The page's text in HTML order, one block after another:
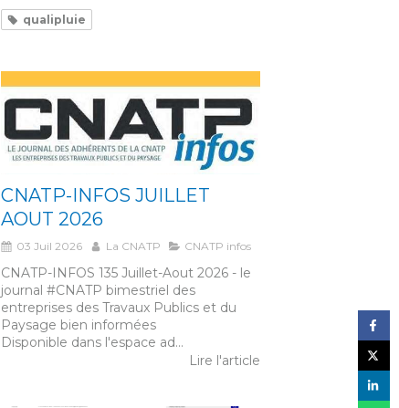
qualipluie
CNATP-INFOS JUILLET
AOUT 2026
03 Juil 2026 La CNATP CNATP infos
CNATP-INFOS 135 Juillet-Aout 2026 - le
journal #CNATP bimestriel des
entreprises des Travaux Publics et du
Paysage bien informées
Disponible dans l'espace ad...
Lire l'article